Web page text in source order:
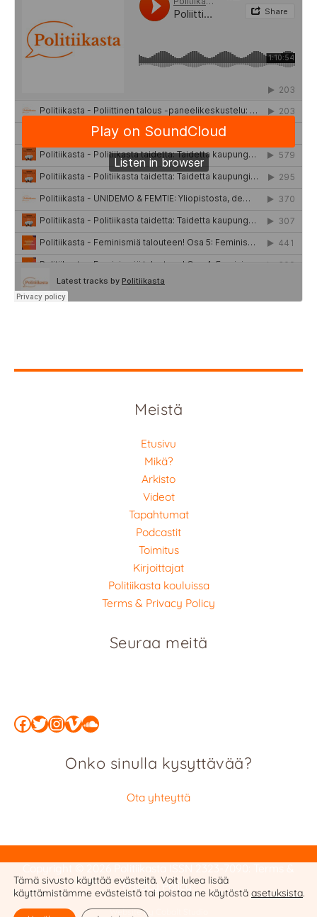
Meistä
Etusivu
Mikä?
Arkisto
Videot
Tapahtumat
Podcastit
Toimitus
Kirjoittajat
Politiikasta kouluissa
Terms & Privacy Policy
Seuraa meitä
Facebook
Twitter
Instagram
Vimeo
SoundCloud
Onko sinulla kysyttävää?
Ota yhteyttä
Privacy Policy
Website by Cobalt Studio
Tämä sivusto käyttää evästeitä. Voit lukea lisää
käyttämistämme evästeistä tai poistaa ne käytöstä asetuksista.